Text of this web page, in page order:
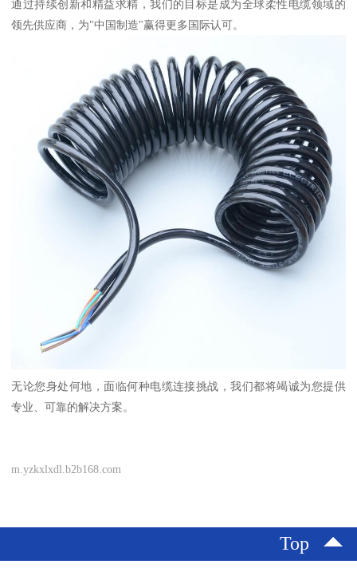
通过持续创新和精益求精，我们的目标是成为全球柔性电缆领域的
领先供应商，为"中国制造"赢得更多国际认可。
无论您身处何地，面临何种电缆连接挑战，我们都将竭诚为您提供
专业、可靠的解决方案。
m.yzkxlxdl.b2b168.com
Top